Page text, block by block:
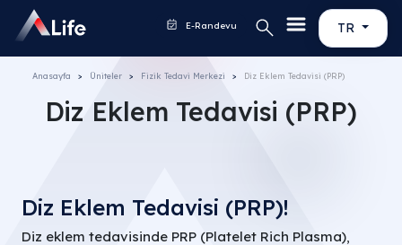
TR
E-Randevu
Anasayfa Üniteler Fizik Tedavi Merkezi Diz Eklem Tedavisi (PRP)
Diz Eklem Tedavisi (PRP)
Diz Eklem Tedavisi (PRP)!
Diz eklem tedavisinde PRP (Platelet Rich Plasma),